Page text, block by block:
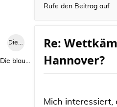
Rufe den Beitrag auf
Die blaue Luise
Die blaue Luise
Re:
Hannover?
Mich